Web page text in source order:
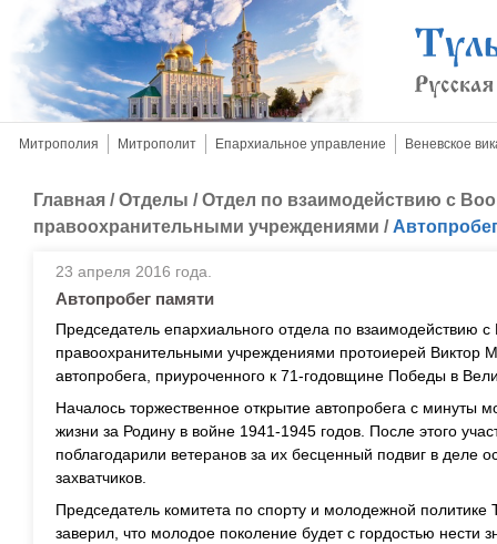
Митрополия Митрополит Епархиальное управление Веневское
Главная /Отделы /Отдел по взаимодействию с
правоохранительными учреждениями /
23 апреля 2016 года.
Автопробег памяти
Председатель епархиального отдела по взаимодействию
правоохранительными учреждениями протоиерей Виктор
автопробега, приуроченного к 71-годовщине Победы в
Началось торжественное открытие автопробега с минуты
жизни за Родину в войне 1941-1945 годов. После этого
поблагодарили ветеранов за их бесценный подвиг в деле
захватчиков.
Председатель комитета по спорту и молодежной политике
заверил, что молодое поколение будет с гордостью нести